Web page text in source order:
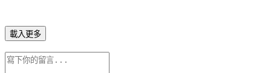
載入更多